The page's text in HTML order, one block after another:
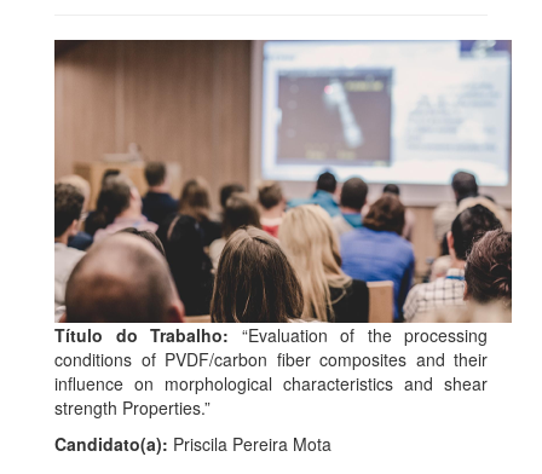
Título do Trabalho: “Evaluation of the processing
conditions of PVDF/carbon fiber composites and their
influence on morphological characteristics and shear
strength Properties.”
Candidato(a): Priscila Pereira Mota